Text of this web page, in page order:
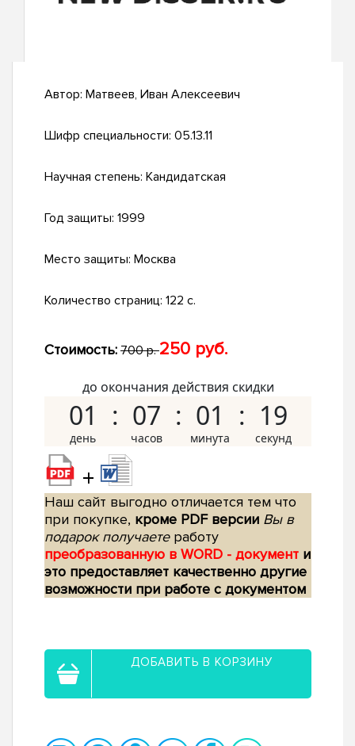
Автор: Матвеев, Иван Алексеевич
Шифр специальности: 05.13.11
Научная степень: Кандидатская
Год защиты: 1999
Место защиты: Москва
Количество страниц: 122 с.
Стоимость: 700 р.250 руб.
до окончания действия скидки
01 07 01 18
+
Наш сайт выгодно отличается тем что
при покупке, кроме PDF версии Вы в
подарок получаетеработу
преобразованную в WORD - документ и
это предоставляет качественно другие
возможности при работе с документом
ДОБАВИТЬ В КОРЗИНУ